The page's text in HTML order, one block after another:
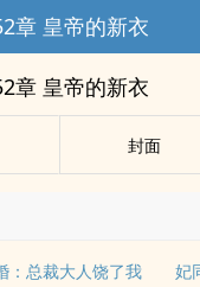
章 皇帝的新衣
章 皇帝的新衣
封面
：总裁大人饶了我
妃